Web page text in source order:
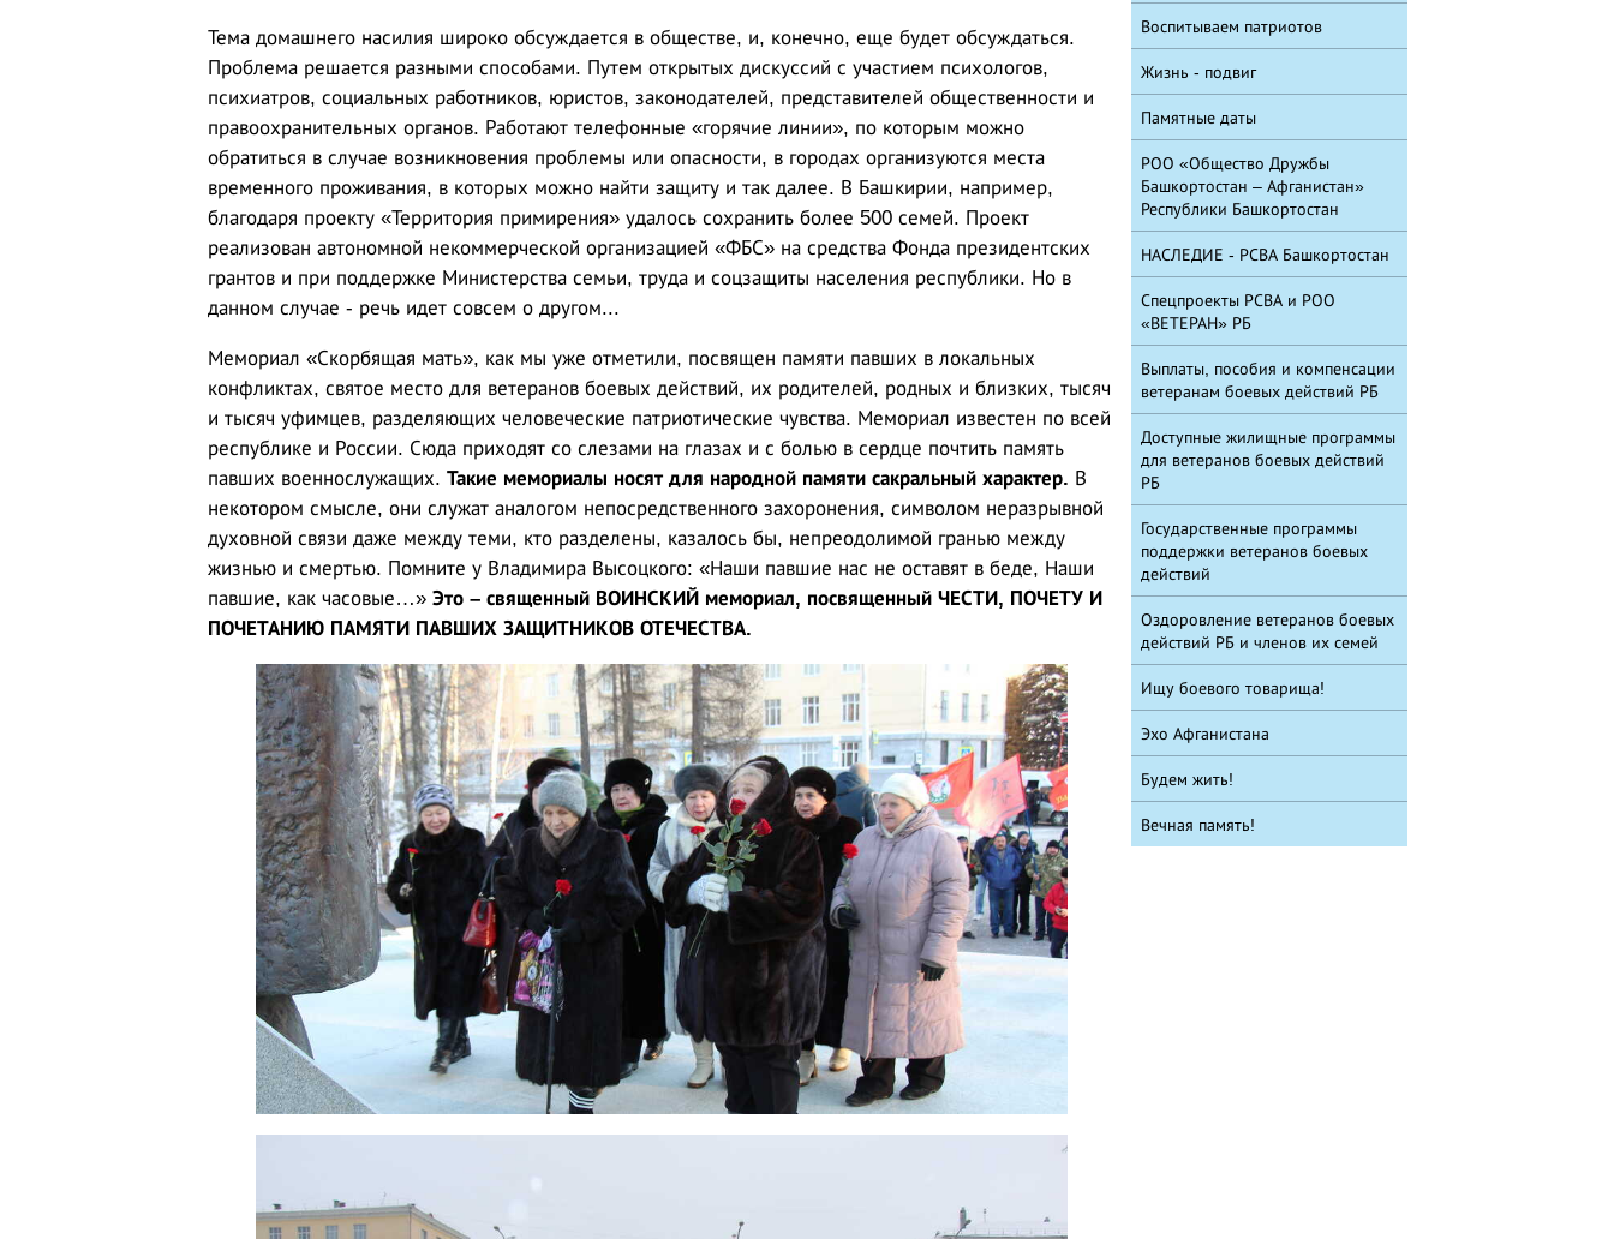
Тема домашнего насилия широко обсуждается в обществе, и, конечно, еще будет обсуждаться.
Проблема решается разными способами. Путем открытых дискуссий с участием психологов,
психиатров, социальных работников, юристов, законодателей, представителей общественности и
правоохранительных органов. Работают телефонные «горячие линии», по которым можно
обратиться в случае возникновения проблемы или опасности, в городах организуются места
временного проживания, в которых можно найти защиту и так далее. В Башкирии, например,
благодаря проекту «Территория примирения» удалось сохранить более 500 семей. Проект
реализован автономной некоммерческой организацией «ФБС» на средства Фонда президентских
грантов и при поддержке Министерства семьи, труда и соцзащиты населения республики. Но в
данном случае - речь идет совсем о другом...
Мемориал «Скорбящая мать», как мы уже отметили, посвящен памяти павших в локальных
конфликтах, святое место для ветеранов боевых действий, их родителей, родных и близких, тысяч
и тысяч уфимцев, разделяющих человеческие патриотические чувства. Мемориал известен по всей
республике и России. Сюда приходят со слезами на глазах и с болью в сердце почтить память
павших военнослужащих. Такие мемориалы носят для народной памяти сакральный характер. В
некотором смысле, они служат аналогом непосредственного захоронения, символом неразрывной
духовной связи даже между теми, кто разделены, казалось бы, непреодолимой гранью между
жизнью и смертью. Помните у Владимира Высоцкого: «Наши павшие нас не оставят в беде, Наши
павшие, как часовые…» Это – священный ВОИНСКИЙ мемориал, посвященный ЧЕСТИ, ПОЧЕТУ И
ПОЧЕТАНИЮ ПАМЯТИ ПАВШИХ ЗАЩИТНИКОВ ОТЕЧЕСТВА.
Воспитываем патриотов
Жизнь - подвиг
Памятные даты
РОО «Общество Дружбы
Башкортостан – Афганистан»
Республики Башкортостан
НАСЛЕДИЕ - РСВА Башкортостан
Спецпроекты РСВА и РОО
«ВЕТЕРАН» РБ
Выплаты, пособия и компенсации
ветеранам боевых действий РБ
Доступные жилищные программы
для ветеранов боевых действий
РБ
Государственные программы
поддержки ветеранов боевых
действий
Оздоровление ветеранов боевых
действий РБ и членов их семей
Ищу боевого товарища!
Эхо Афганистана
Будем жить!
Вечная память!